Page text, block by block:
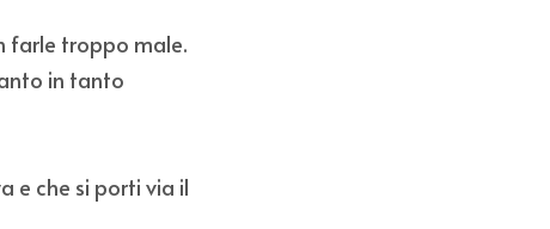
farle troppo male.
in tanto
e che si porti via il